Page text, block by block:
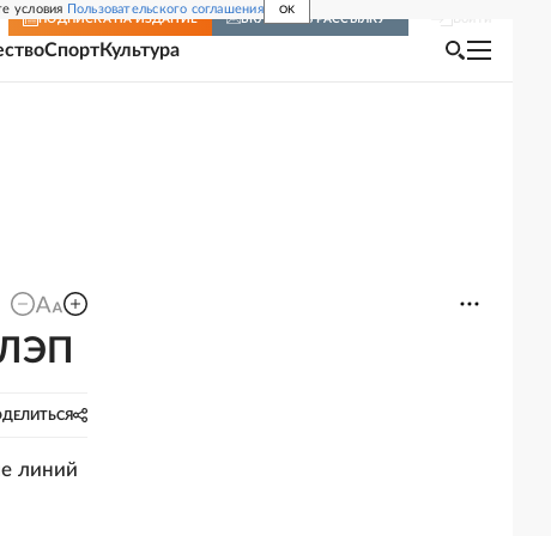
условия Пользовательского соглашения OK
ПОДПИСКА НА ИЗДАНИЕ ВКЛЮЧИТЬ РАССЫЛКУ
СпортКультура
линий